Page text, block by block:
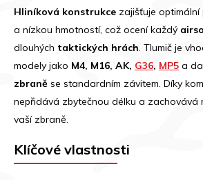
Hliníková konstrukce zajišťuje optimální
a nízkou hmotností, což ocení každý
dlouhých taktických hrách. Tlumič je
modely jako M4, M16, AK, G36, MP5 a
zbraně se standardním závitem. Díky
nepřidává zbytečnou délku a zachovává
vaší zbraně.
Klíčové vlastnosti